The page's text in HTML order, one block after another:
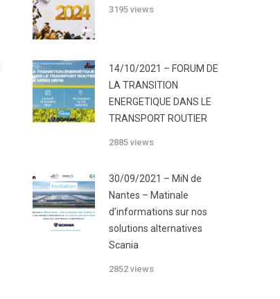
3195 views
14/10/2021 – FORUM DE
LA TRANSITION
ENERGETIQUE DANS LE
TRANSPORT ROUTIER
2885 views
30/09/2021 – MiN de
Nantes – Matinale
d’informations sur nos
solutions alternatives
Scania
2852 views